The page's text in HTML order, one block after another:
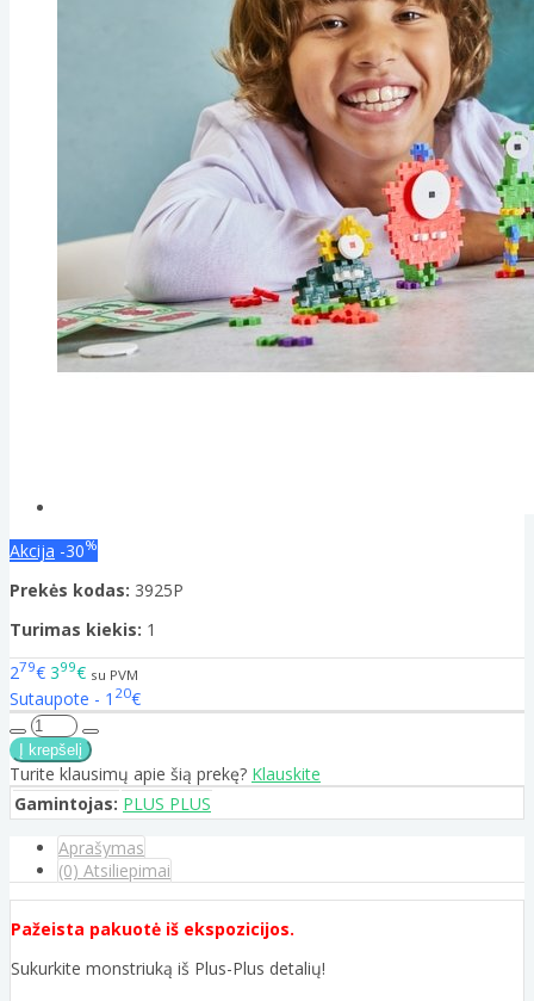
Akcija -30%
Prekės kodas: 3925P
Turimas kiekis: 1
279€ 399€ su PVM
Sutaupote - 1 20€
Turite klausimų apie šią prekę? Klauskite
Gamintojas: PLUS PLUS
Aprašymas
(0) Atsiliepimai
Pažeista pakuotė iš ekspozicijos.
Sukurkite monstriuką iš Plus-Plus detalių!